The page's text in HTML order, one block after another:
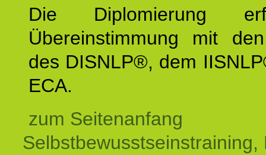
Die Diplomierung
Übereinstimmung mit
des DISNLP®, dem
ECA.
zum Seitenanfang
Selbstbewusstseinstraining,